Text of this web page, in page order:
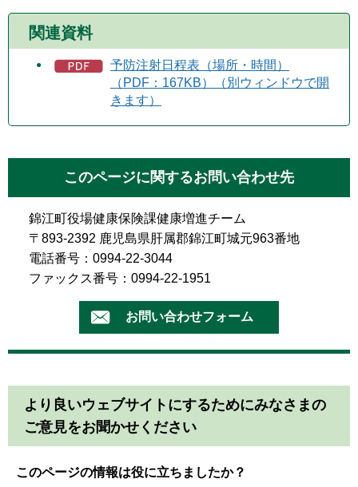
関連資料
予防注射日程表（場所・時間）
（PDF：167KB）（別ウィンドウで開
きます）
このページに関するお問い合わせ先
錦江町役場健康保険課健康増進チーム
〒893-2392 鹿児島県肝属郡錦江町城元963番地
電話番号：0994-22-3044
ファックス番号：0994-22-1951
より良いウェブサイトにするためにみなさまの
ご意見をお聞かせください
このページの情報は役に立ちましたか？